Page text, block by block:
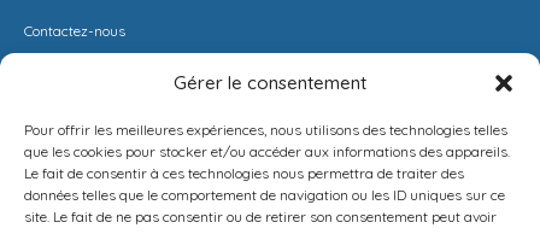
Gérer le consentement
Pour offrir les meilleures expériences, nous utilisons des technologies telles
que les cookies pour stocker et/ou accéder aux informations des appareils.
Le fait de consentir à ces technologies nous permettra de traiter des
données telles que le comportement de navigation ou les ID uniques sur ce
site. Le fait de ne pas consentir ou de retirer son consentement peut avoir
Contactez-nous
ESTIMER MON LOYER
PROPOSEZ VOTRE APPARTEMENT
CONDITIONS DE VENTE
LA SOLUTION IMMO